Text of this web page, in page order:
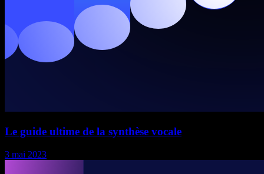
Le guide ultime de la synthèse vocale
3 mai 2023